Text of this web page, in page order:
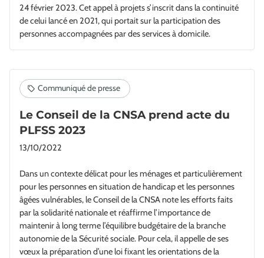
24 février 2023. Cet appel à projets s’inscrit dans la continuité
de celui lancé en 2021, qui portait sur la participation des
personnes accompagnées par des services à domicile.
Le Conseil de la CNSA prend acte du
PLFSS 2023
13/10/2022
Dans un contexte délicat pour les ménages et particulièrement
pour les personnes en situation de handicap et les personnes
âgées vulnérables, le Conseil de la CNSA note les efforts faits
par la solidarité nationale et réaffirme l’importance de
maintenir à long terme l’équilibre budgétaire de la branche
autonomie de la Sécurité sociale. Pour cela, il appelle de ses
vœux la préparation d’une loi fixant les orientations de la